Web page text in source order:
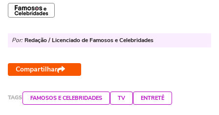
Por: Redação / Licenciado de Famosos e Celebridades
Compartilhar
TAGS FAMOSOS E CELEBRIDADES TV ENTRETÊ